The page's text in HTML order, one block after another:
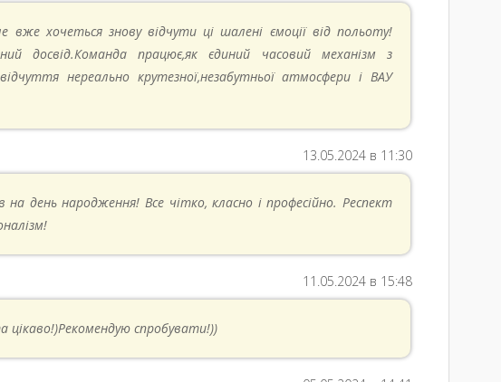
вже хочеться знову відчути ці шалені ємоції від польоту!
досвід.Команда працює,як єдиний часовий механізм з
нереально крутезної,незабутньої атмосфери і ВАУ
13.05.2024 в 11:30
на день народження! Все чітко, класно і професійно. Респект
11.05.2024 в 15:48
цікаво!)Рекомендую спробувати!))